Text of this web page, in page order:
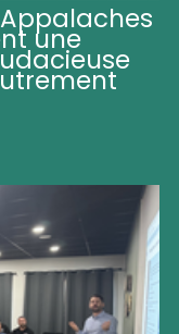
une